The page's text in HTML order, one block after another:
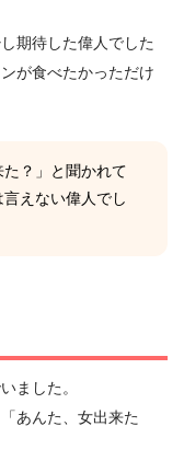
期待した偉人でした
が食べたかっただけ
？」と聞かれて
えない偉人でし
ました。
あんた、女出来た